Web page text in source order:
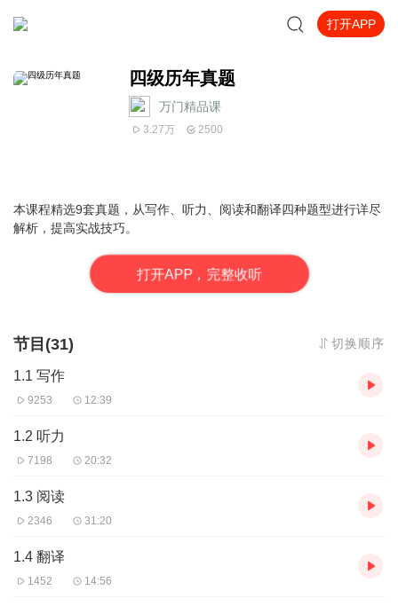
打开APP
四级历年真题
万门精品课
3.27万 2500
本课程精选9套真题，从写作、听力、阅读和翻译四种题型进行详尽
解析，提高实战技巧。
打开APP，完整收听
节目(31) 切换顺序
1.1 写作
9253 12:39
1.2 听力
7198 20:32
1.3 阅读
2346 31:20
1.4 翻译
1452 14:56